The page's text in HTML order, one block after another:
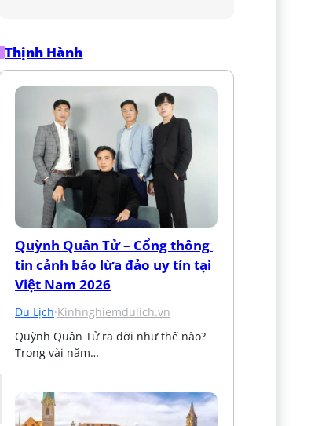
Thịnh Hành
Quỳnh Quân Tử – Cổng thông
tin cảnh báo lừa đảo uy tín tại
Việt Nam 2026
Du Lịch·Kinhnghiemdulich.vn
Quỳnh Quân Tử ra đời như thế nào?
Trong vài năm…